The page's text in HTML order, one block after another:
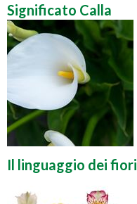
Significato Calla
Il linguaggio dei fiori